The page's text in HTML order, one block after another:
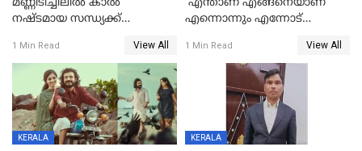
മണ്ണിടിച്ചിലിൽ കാല്‍
നഷ്ടമായ സന്ധ്യക്ക്
വീഡിയോകോൾ;
കൃത്രിമക്കാല്‍ നല്‍കാമെന്ന്
താരം, വീട്
നിര്‍മിക്കുന്നതിനുള്ള
ഇടപെടലും നടത്തും
1 Min Read View All
'എന്താണ് എങ്ങനെയാണ്
എന്നൊന്നും എന്നോട്
താനുമുണ്ടെന്ന് വിനായകൻ
1 Min Read View All
KERALA KERALA